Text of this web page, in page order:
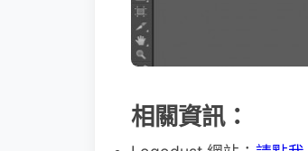
相關資訊：